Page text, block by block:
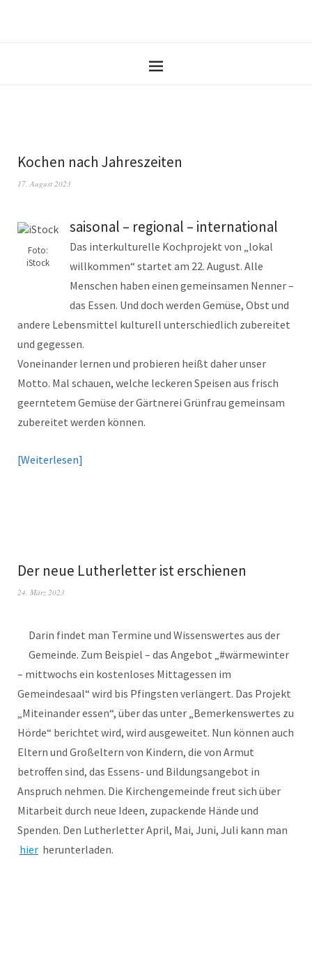
Kochen nach Jahreszeiten
17. August 2023
Foto:
iStock
saisonal – regional – international
Das interkulturelle Kochprojekt von „lokal
willkommen“ startet am 22. August. Alle
Menschen haben einen gemeinsamen Nenner –
das Essen. Und doch werden Gemüse, Obst und
andere Lebensmittel kulturell unterschiedlich zubereitet
und gegessen.
Voneinander lernen und probieren heißt daher unser
Motto. Mal schauen, welche leckeren Speisen aus frisch
geerntetem Gemüse der Gärtnerei Grünfrau gemeinsam
zubereitet werden können.
Weiterlesen
Der neue Lutherletter ist erschienen
24. März 2023
Darin findet man Termine und Wissenswertes aus der
Gemeinde. Zum Beispiel – das Angebot „#wärmewinter
– mittwochs ein kostenloses Mittagessen im
Gemeindesaal“ wird bis Pfingsten verlängert. Das Projekt
„Miteinander essen“, über das unter „Bemerkenswertes zu
Hörde“ berichtet wird, wird ausgeweitet. Nun können auch
Eltern und Großeltern von Kindern, die von Armut
betroffen sind, das Essens- und Bildungsangebot in
Anspruch nehmen. Die Kirchengemeinde freut sich über
Mitarbeit durch neue Ideen, zupackende Hände und
Spenden. Den Lutherletter April, Mai, Juni, Juli kann man
hier herunterladen.